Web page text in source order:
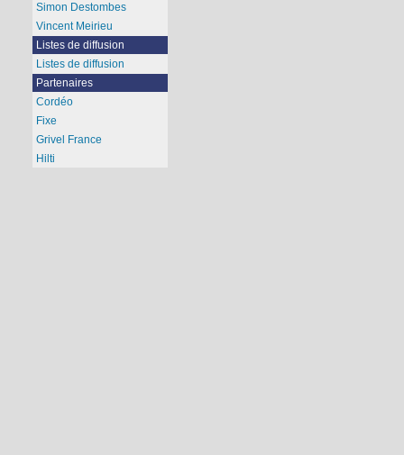
Simon Destombes
Vincent Meirieu
Listes de diffusion
Listes de diffusion
Partenaires
Cordéo
Fixe
Grivel France
Hilti